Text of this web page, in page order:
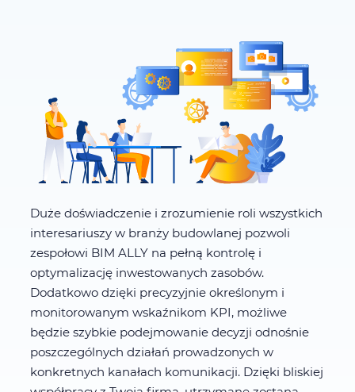
Duże doświadczenie i zrozumienie roli wszystkich
interesariuszy w branży budowlanej pozwoli
zespołowi BIM ALLY na pełną kontrolę i
optymalizację inwestowanych zasobów.
Dodatkowo dzięki precyzyjnie określonym i
monitorowanym wskaźnikom KPI, możliwe
będzie szybkie podejmowanie decyzji odnośnie
poszczególnych działań prowadzonych w
konkretnych kanałach komunikacji. Dzięki bliskiej